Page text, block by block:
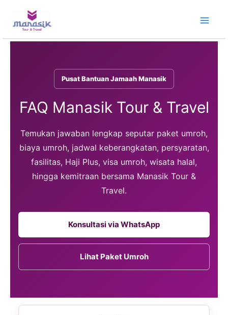
konten
Pusat Bantuan Jamaah Manasik
FAQ Manasik Tour & Travel
Temukan jawaban lengkap seputar paket umroh,
biaya umroh, jadwal keberangkatan, persyaratan,
fasilitas, Haji Plus, visa umroh, wisata halal,
hingga kemitraan bersama Manasik Tour &
Travel.
Konsultasi via WhatsApp
Lihat Paket Umroh